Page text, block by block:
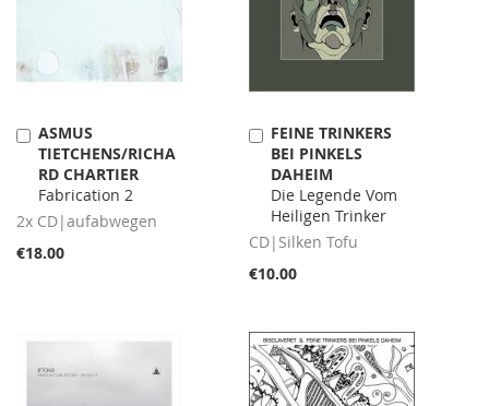
ASMUS
TIETCHENS/RICHA
RD CHARTIER
Fabrication 2
2x CD|aufabwegen
€18.00
Add
to
Cart
FEINE TRINKERS
BEI PINKELS
DAHEIM
Die Legende Vom
Heiligen Trinker
CD|Silken Tofu
€10.00
Add
to
Cart